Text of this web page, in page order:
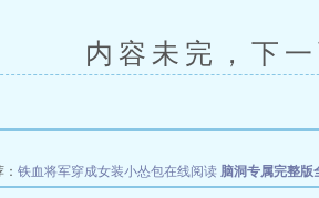
内容未完，下一
铁血将军穿成女装小怂包在线阅读 脑洞专属完整版